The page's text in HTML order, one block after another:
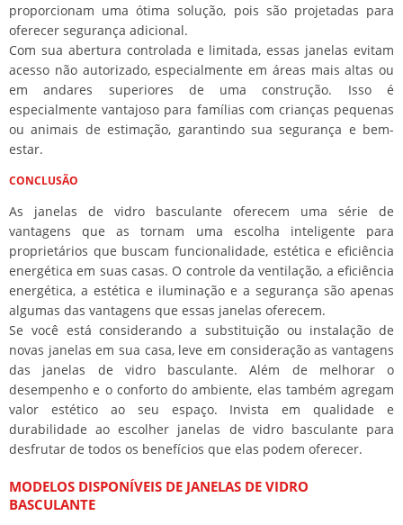
proporcionam uma ótima solução, pois são projetadas para
oferecer segurança adicional.
Com sua abertura controlada e limitada, essas janelas evitam
acesso não autorizado, especialmente em áreas mais altas ou
em andares superiores de uma construção. Isso é
especialmente vantajoso para famílias com crianças pequenas
ou animais de estimação, garantindo sua segurança e bem-
estar.
CONCLUSÃO
As janelas de vidro basculante oferecem uma série de
vantagens que as tornam uma escolha inteligente para
proprietários que buscam funcionalidade, estética e eficiência
energética em suas casas. O controle da ventilação, a eficiência
energética, a estética e iluminação e a segurança são apenas
algumas das vantagens que essas janelas oferecem.
Se você está considerando a substituição ou instalação de
novas janelas em sua casa, leve em consideração as vantagens
das janelas de vidro basculante. Além de melhorar o
desempenho e o conforto do ambiente, elas também agregam
valor estético ao seu espaço. Invista em qualidade e
durabilidade ao escolher janelas de vidro basculante para
desfrutar de todos os benefícios que elas podem oferecer.
MODELOS DISPONÍVEIS DE JANELAS DE VIDRO
BASCULANTE